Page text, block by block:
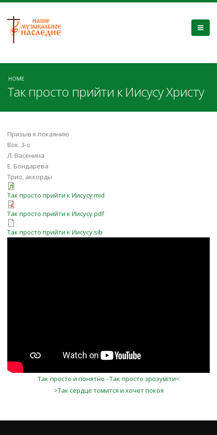
HOME
Так просто прийти к Иисусу Христу
Призыв к покаянию
Вок. 3-о
Л. Васенина
Е. Бондарева
Трио, аккорды
Так просто прийти к Иисусу.mid
Так просто прийти к Иисусу.pdf
Так просто прийти к Иисусу.sib
Так просто и понятно - Так просто зрозуміти<
>Так сердце томится и хочет покоя